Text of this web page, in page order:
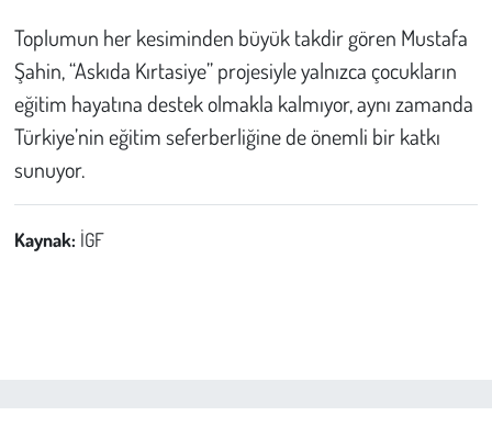
Toplumun her kesiminden büyük takdir gören Mustafa
Şahin, “Askıda Kırtasiye” projesiyle yalnızca çocukların
eğitim hayatına destek olmakla kalmıyor, aynı zamanda
Türkiye’nin eğitim seferberliğine de önemli bir katkı
sunuyor.
Kaynak: İGF